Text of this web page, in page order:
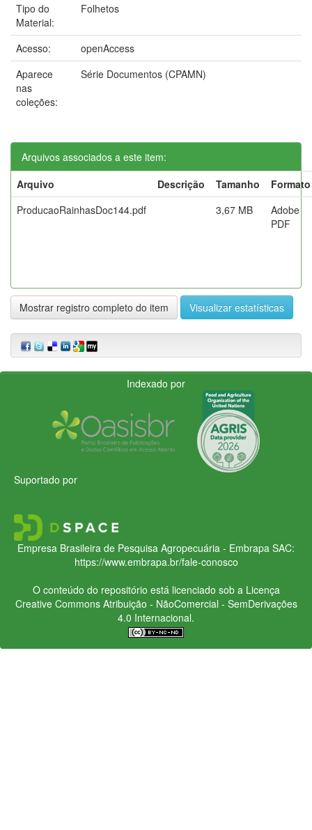
Tipo do
Material:
Folhetos
Acesso:
openAccess
Aparece
nas
coleções:
Série Documentos (CPAMN)
Arquivos associados a este item:
Arquivo
Descrição Tamanho
Formato
ProducaoRainhasDoc144.pdf
3,67 MB
Adobe
PDF
Mostrar registro completo do item Visualizar estatísticas
Indexado por
Suportado por
Empresa Brasileira de Pesquisa Agropecuária - Embrapa SAC:
https://www.embrapa.br/fale-conosco
O conteúdo do repositório está licenciado sob a Licença
Creative CommonsAtribuição - NãoComercial - SemDerivações
4.0 Internacional.